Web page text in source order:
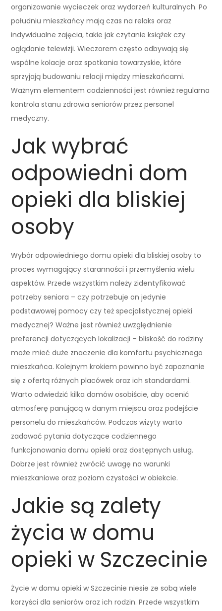
organizowanie wycieczek oraz wydarzeń kulturalnych. Po
południu mieszkańcy mają czas na relaks oraz
indywidualne zajęcia, takie jak czytanie książek czy
oglądanie telewizji. Wieczorem często odbywają się
wspólne kolacje oraz spotkania towarzyskie, które
sprzyjają budowaniu relacji między mieszkańcami.
Ważnym elementem codzienności jest również regularna
kontrola stanu zdrowia seniorów przez personel
medyczny.
Jak wybrać
odpowiedni dom
opieki dla bliskiej
osoby
Wybór odpowiedniego domu opieki dla bliskiej osoby to
proces wymagający staranności i przemyślenia wielu
aspektów. Przede wszystkim należy zidentyfikować
potrzeby seniora – czy potrzebuje on jedynie
podstawowej pomocy czy też specjalistycznej opieki
medycznej? Ważne jest również uwzględnienie
preferencji dotyczących lokalizacji – bliskość do rodziny
może mieć duże znaczenie dla komfortu psychicznego
mieszkańca. Kolejnym krokiem powinno być zapoznanie
się z ofertą różnych placówek oraz ich standardami.
Warto odwiedzić kilka domów osobiście, aby ocenić
atmosferę panującą w danym miejscu oraz podejście
personelu do mieszkańców. Podczas wizyty warto
zadawać pytania dotyczące codziennego
funkcjonowania domu opieki oraz dostępnych usług.
Dobrze jest również zwrócić uwagę na warunki
mieszkaniowe oraz poziom czystości w obiekcie.
Jakie są zalety
życia w domu
opieki w Szczecinie
Życie w domu opieki w Szczecinie niesie ze sobą wiele
korzyści dla seniorów oraz ich rodzin. Przede wszystkim